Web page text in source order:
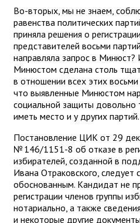
Во-вторых, мы не знаем,
равенства политических
приняла решения о
представителей восьми
направляла запрос в
Минюстом сделана столь
в отношении всех этих
что выявленные Минюстом
социальной защиты довольно
иметь место и у других партий.
Постановление ЦИК от 29
№ 146/1151-8 об отказе в
избирателей, созданной в
Ивана Отраковского, следует
обоснованным. Кандидат не
регистрации членов группы
нотариально, а также
и некоторые другие